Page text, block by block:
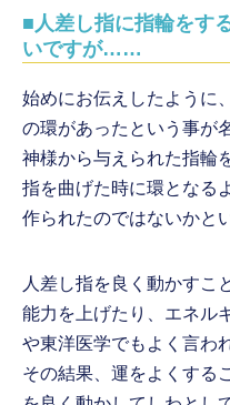
■人差し指に指輪をす
いですが……
始めにお伝えしたように
の環があったという事が
神様から与えられた指輪
指を曲げた時に環となる
作られたのではないかと
人差し指を良く動かすこ
能力を上げたり、エネル
や東洋医学でもよく言わ
その結果、運をよくする